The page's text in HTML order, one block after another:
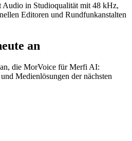
in Studioqualität mit 48 kHz,
Editoren und Rundfunkanstalten
an
die MorVoice für Merfi AI:
Medienlösungen der nächsten